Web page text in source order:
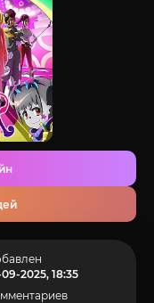
2025, 18:35